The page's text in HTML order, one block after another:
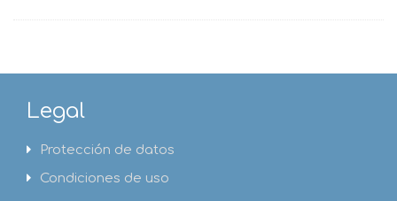
Legal
Protección de datos
Condiciones de uso